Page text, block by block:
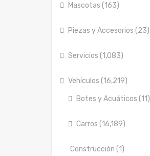
Mascotas (163)
Piezas y Accesorios (23)
Servicios (1,083)
Vehículos (16,219)
Botes y Acuáticos (11)
Carros (16,189)
Construcción (1)